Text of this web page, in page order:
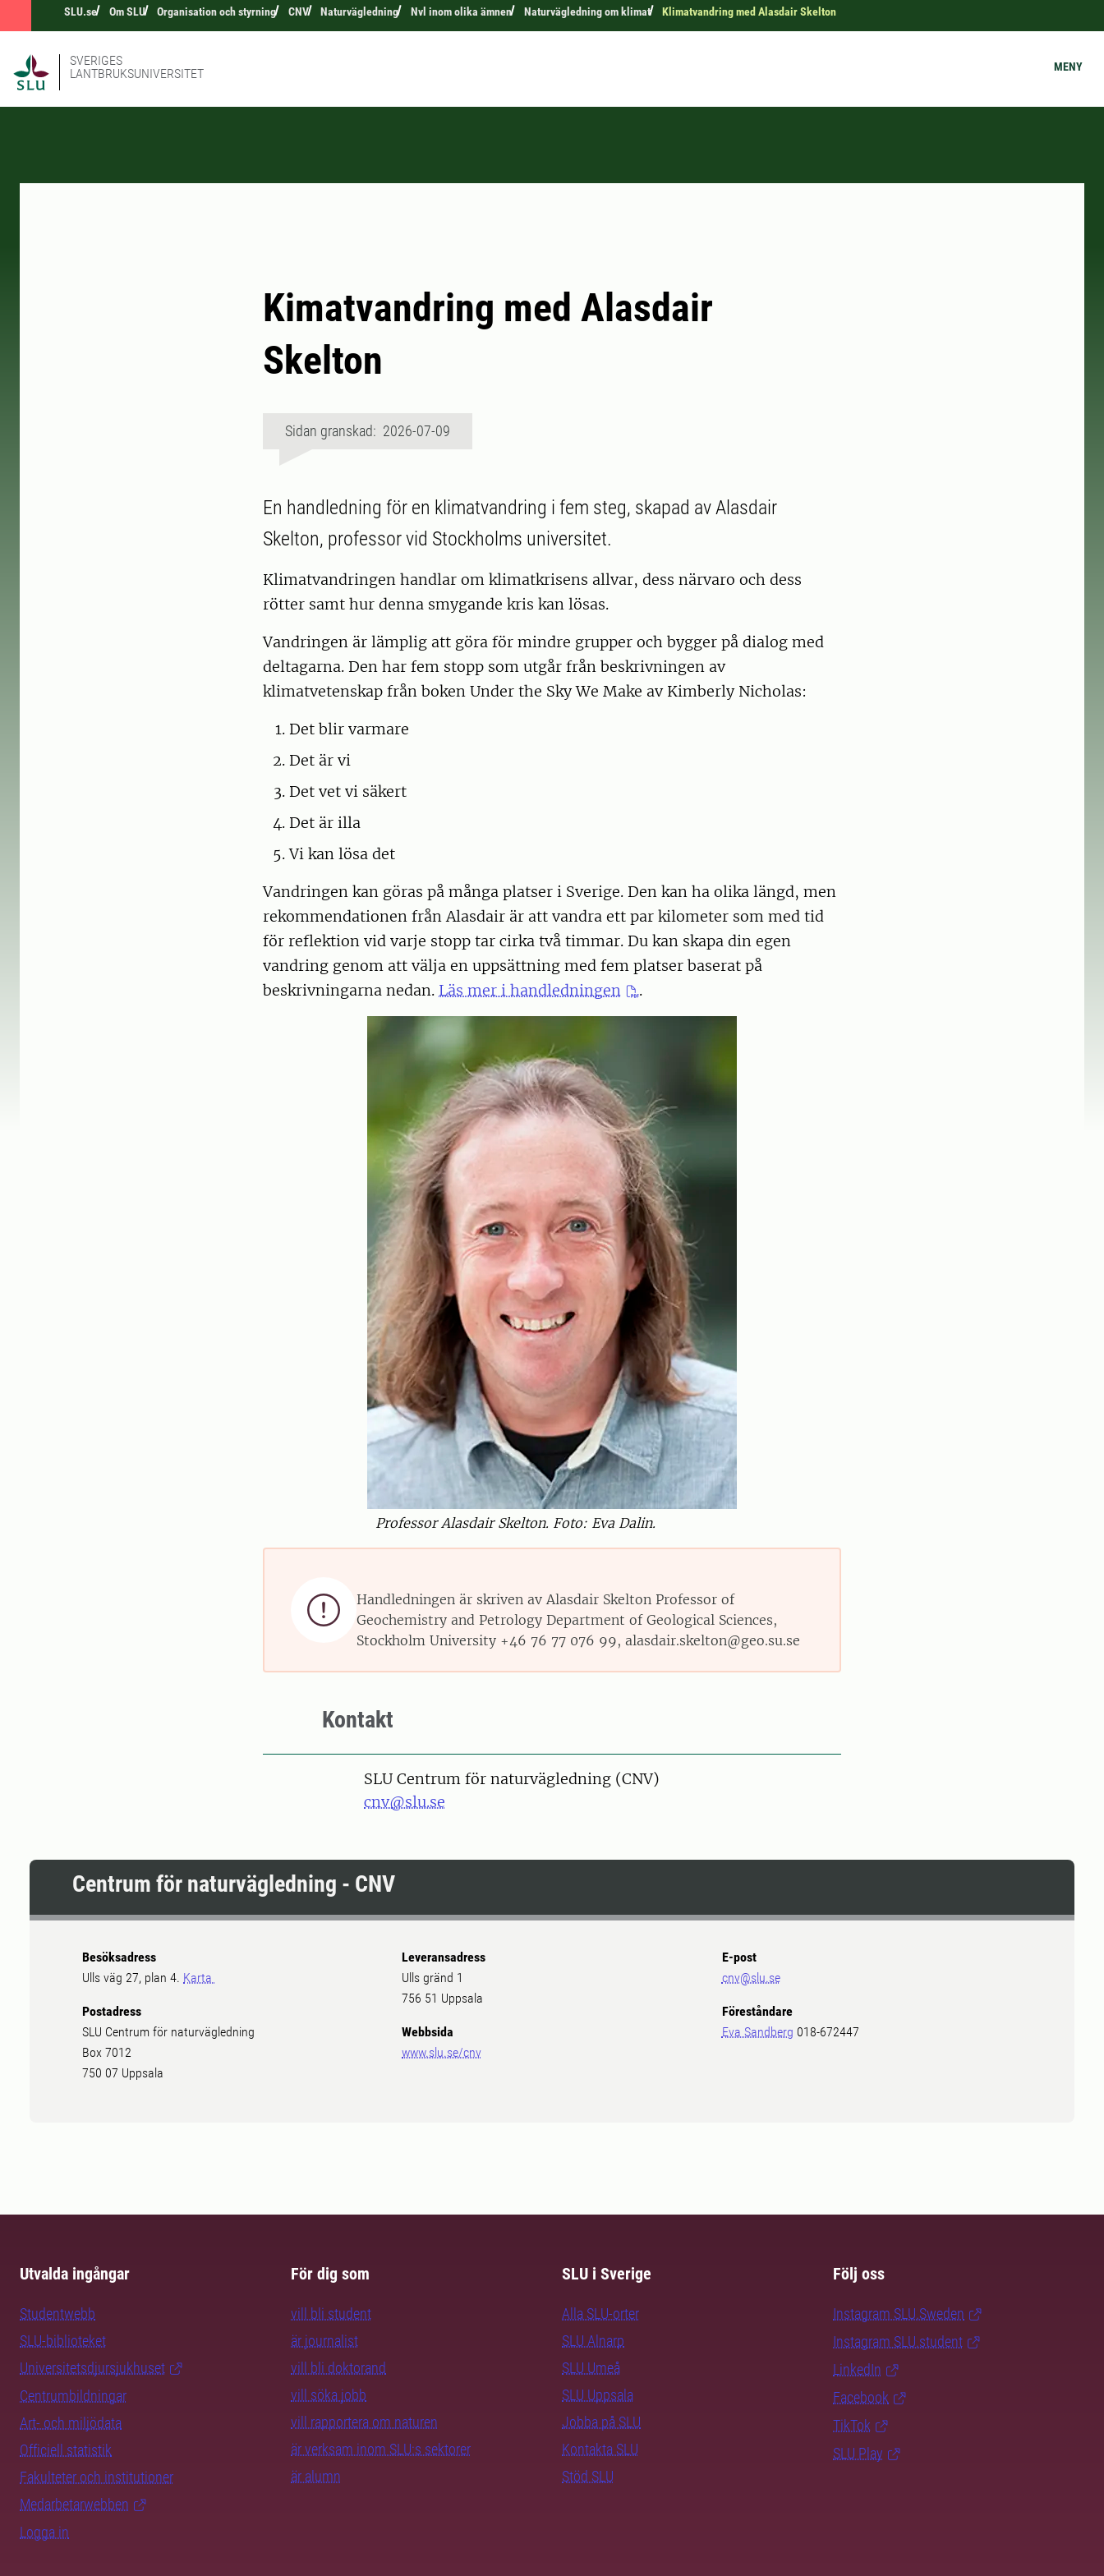
SLU.se Om SLU Organisation och styrning CNV Naturvägledning Nvl inom olika ämnen Naturvägledning om klimat Klimatvandring med Alasdair Skelton
SVERIGES
LANTBRUKSUNIVERSITET
MENY
Kimatvandring med Alasdair
Skelton
Sidan granskad: 2026-07-09
En handledning för en klimatvandring i fem steg, skapad av Alasdair
Skelton, professor vid Stockholms universitet.
Klimatvandringen handlar om klimatkrisens allvar, dess närvaro och dess
rötter samt hur denna smygande kris kan lösas.
Vandringen är lämplig att göra för mindre grupper och bygger på dialog med
deltagarna. Den har fem stopp som utgår från beskrivningen av
klimatvetenskap från boken Under the Sky We Make av Kimberly Nicholas:
Det blir varmare
Det är vi
Det vet vi säkert
Det är illa
Vi kan lösa det
Vandringen kan göras på många platser i Sverige. Den kan ha olika längd, men
rekommendationen från Alasdair är att vandra ett par kilometer som med tid
för reflektion vid varje stopp tar cirka två timmar. Du kan skapa din egen
vandring genom att välja en uppsättning med fem platser baserat på
beskrivningarna nedan. Läs mer i handledningen .
Professor Alasdair Skelton. Foto: Eva Dalin.

Handledningen är skriven av Alasdair Skelton Professor of
Geochemistry and Petrology Department of Geological Sciences,
Stockholm University +46 76 77 076 99, alasdair.skelton@geo.su.se
Kontakt
SLU Centrum för naturvägledning (CNV)
cnv@slu.se
Centrum för naturvägledning - CNV
Besöksadress
Ulls väg 27, plan 4. Karta
Postadress
SLU Centrum för naturvägledning
Box 7012
750 07 Uppsala
Leveransadress
Ulls gränd 1
756 51 Uppsala
Webbsida
www.slu.se/cnv
E-post
cnv@slu.se
Föreståndare
Eva Sandberg 018-672447
Utvalda ingångar
Studentwebb
SLU-biblioteket
Universitetsdjursjukhuset
Centrumbildningar
Art- och miljödata
Officiell statistik
Fakulteter och institutioner
Medarbetarwebben
Logga in
För dig som
vill bli student
är journalist
vill bli doktorand
vill söka jobb
vill rapportera om naturen
är verksam inom SLU:s sektorer
är alumn
SLU i Sverige
Alla SLU-orter
SLU Alnarp
SLU Umeå
SLU Uppsala
Jobba på SLU
Kontakta SLU
Stöd SLU
Följ oss
Instagram SLU.Sweden
Instagram SLU.student
LinkedIn
Facebook
TikTok
SLU Play